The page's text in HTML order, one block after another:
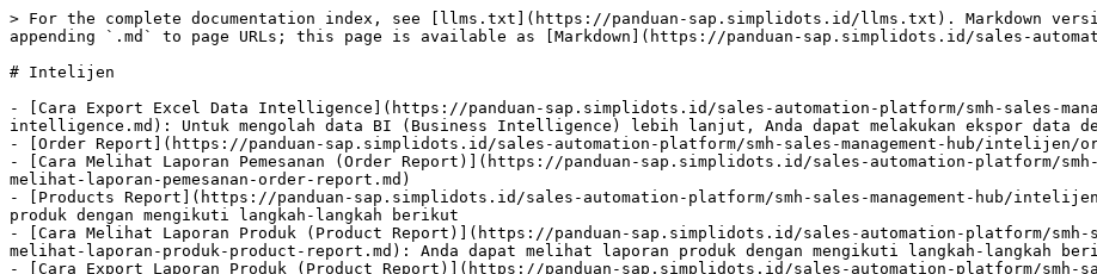
> For the complete documentation index, see [llms.txt](https://panduan-sap.simplidots.id/llms.txt). Markdown
appending `.md` to page URLs; this page is available as [Markdown](https://panduan-sap.simplidots.id/sales-
# Intelijen
- [Cara Export Excel Data Intelligence](https://panduan-sap.simplidots.id/sales-automation-platform/smh-sales-
intelligence.md): Untuk mengolah data BI (Business Intelligence) lebih lanjut, Anda dapat melakukan ekspor data
- [Order Report](https://panduan-sap.simplidots.id/sales-automation-platform/smh-sales-management-hub/intelijen/
- [Cara Melihat Laporan Pemesanan (Order Report)](https://panduan-sap.simplidots.id/sales-automation-platform/
melihat-laporan-pemesanan-order-report.md)
- [Products Report](https://panduan-sap.simplidots.id/sales-automation-platform/smh-sales-management-hub/
produk dengan mengikuti langkah-langkah berikut
- [Cara Melihat Laporan Produk (Product Report)](https://panduan-sap.simplidots.id/sales-automation-platform/
melihat-laporan-produk-product-report.md): Anda dapat melihat laporan produk dengan mengikuti langkah-langkah
- [Cara Export Laporan Produk (Product Report)](https://panduan-sap.simplidots.id/sales-automation-platform/smh-